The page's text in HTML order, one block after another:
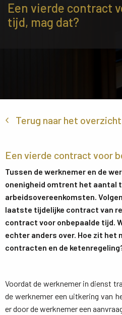
Een vierde contract
tijd, mag dat?
Terug naar het overzicht
Een vierde contract voor
Tussen de werknemer en de
onenigheid omtrent het aantal
arbeidsovereenkomsten.
laatste tijdelijke contract van
contract voor onbepaalde tijd.
echter anders over. Hoe zit het
contracten en de
Voordat de werknemer in dienst
de werknemer een uitkering van
er door de werknemer een